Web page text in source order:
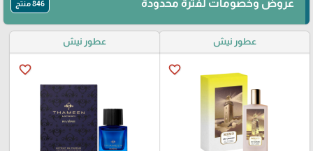
عروض وخصومات لفترة محدودة 846 منتج
عطور نيش
favorite_border
عطور نيش
favorite_border